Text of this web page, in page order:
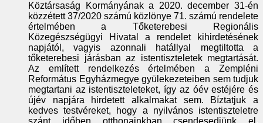
Köztársaság Kormányának a 2020. december 31-én
közzétett 37/2020 számú közlönye 71. számú rendelete
értelmében a Tőketerebesi Regionális
Közegészségügyi Hivatal a rendelet kihirdetésének
napjától, vagyis azonnali hatállyal megtiltotta a
tőketerebesi járásban az istentiszteletek megtartását.
Az említett rendelkezés értelmében a Zempléni
Református Egyházmegye gyülekezeteiben sem tudjuk
megtartani az istentiszteleteket, így az óév estéjére és
újév napjára hirdetett alkalmakat sem. Bíztatjuk a
kedves testvéreket, hogy a nyilvános istentiszteletre